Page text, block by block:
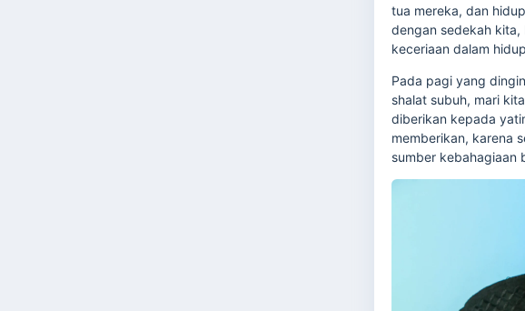
tua mereka, dan
dengan sedekah
keceriaan dalam
Pada pagi yang
shalat subuh, mari
diberikan kepada
memberikan, karena
sumber kebahagiaan